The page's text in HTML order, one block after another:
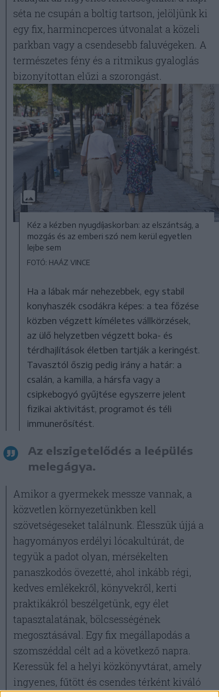
séta ne csupán a boltig tartson, jelöljünk ki
egy fix, harmincperces útvonalat a közeli
parkban vagy a csendesebb faluvégeken. A
természetes fény és a ritmikus gyaloglás
bizonyítottan elűzi a szorongást.
Kéz a kézben nyugdíjaskorban: az elszántság, a
mozgás és az emberi szó nem kerül egyetlen
lejbe sem
FOTÓ: HAÁZ VINCE
Ha a lábak már nehezebbek, egy stabil
konyhaszék csodákra képes: a tea főzése
közben végzett kíméletes vállkörzések,
az ülő helyzetben végzett boka- és
térdhajlítások életben tartják a keringést.
Tavasztól őszig pedig irány a határ: a
csalán, a kamilla, a hársfa vagy a
csipkebogyó gyűjtése egyszerre jelent
fizikai aktivitást, programot és téli
immunerősítést.
Az elszigetelődés a leépülés
melegágya.
Amikor a gyermekek messze vannak, a
közvetlen környezetünkben kell
szövetségeseket találnunk. Élesszük újjá a
hagyományos erdélyi lócakultúrát, de
tegyük a padot olyan, mérsékelten
panaszkodós övezetté, ahol inkább régi,
kedves emlékekről, könyvekről, kerti
praktikákról beszélgetünk, egy élet
tapasztalatának, bölcsességének
megosztásával. Egy fix megállapodás a
szomszéddal célt ad a következő napra.
Keressük fel a helyi közkönyvtárat, amely
ingyenes, fűtött és csendes térként kiváló